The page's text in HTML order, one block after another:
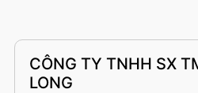
CÔNG TY TNHH SX
LONG